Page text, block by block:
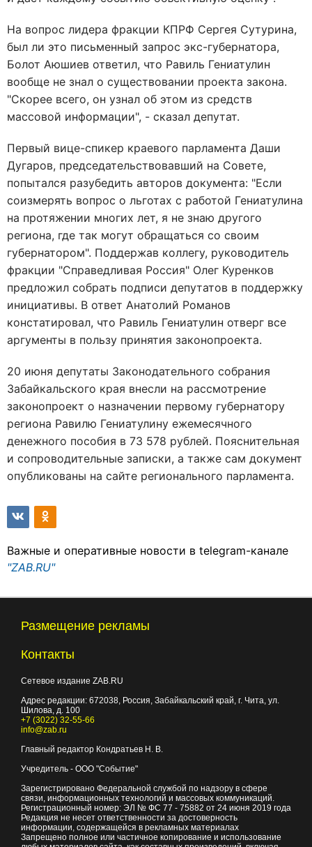
На вопрос лидера фракции КПРФ Сергея Сутурина,
был ли это письменный запрос экс-губернатора,
Болот Аюшиев ответил, что Равиль Гениатулин
вообще не знал о существовании проекта закона.
"Скорее всего, он узнал об этом из средств
массовой информации", - сказал депутат.
Первый вице-спикер краевого парламента Даши
Дугаров, председательствовавший на Совете,
попытался разубедить авторов документа: "Если
соизмерять вопрос о льготах с работой Гениатулина
на протяжении многих лет, я не знаю другого
региона, где так могут обращаться со своим
губернатором". Поддержав коллегу, руководитель
фракции "Справедливая Россия" Олег Куренков
предложил собрать подписи депутатов в поддержку
инициативы. В ответ Анатолий Романов
констатировал, что Равиль Гениатулин отверг все
аргументы в пользу принятия законопроекта.
20 июня депутаты Законодательного собрания
Забайкальского края внесли на рассмотрение
законопроект о назначении первому губернатору
региона Равилю Гениатулину ежемесячного
денежного пособия в 73 578 рублей. Пояснительная
и сопроводительные записки, а также сам документ
опубликованы на сайте регионального парламента.
Важные и оперативные новости в telegram-канале
"ZAB.RU"
Размещение рекламы
Контакты
Сетевое издание ZAB.RU
Адрес редакции: 672038, Россия, Забайкальский край, г. Чита, ул.
Шилова, д. 100
+7 (3022) 32-55-66
info@zab.ru
Главный редактор Кондратьев Н. В.
Учредитель - ООО "Событие"
Зарегистрировано Федеральной службой по надзору в сфере
связи, информационных технологий и массовых коммуникаций.
Регистрационный номер: ЭЛ № ФС 77 - 75882 от 24 июня 2019 года
Редакция не несет ответственности за достоверность
информации, содержащейся в рекламных материалах
Запрещено полное или частичное копирование и использование